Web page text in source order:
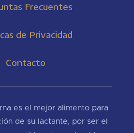
Frecuentes
de Privacidad
Contacto
es el mejor alimento para
de su lactante, por ser el